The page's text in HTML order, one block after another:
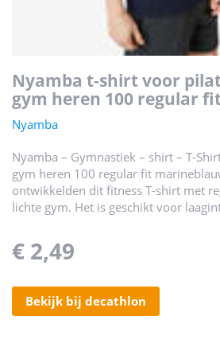
nyamba t-shirt voor pilates en lichte
gym heren 100 regular
Nyamba
Nyamba – Gymnastiek – shirt – T-
gym heren 100 regular fit
ontwikkelden dit fitness T-shirt met
lichte gym. Het is geschikt voor
€ 2,49
bekijk bij decathlon